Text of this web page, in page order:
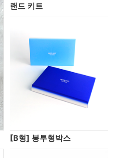
랜드 키트
[B형] 봉투형박스